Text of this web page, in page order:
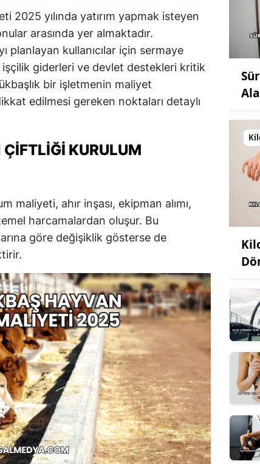
2025 yılında yatırım yapmak isteyen
arasında yer almaktadır.
planlayan kullanıcılar için sermaye
işçilik giderleri ve devlet destekleri kritik
bir işletmenin maliyet
edilmesi gereken noktaları detaylı
KURULUM
ahır inşası, ekipman alımı,
harcamalardan oluşur. Bu
göre değişiklik gösterse de